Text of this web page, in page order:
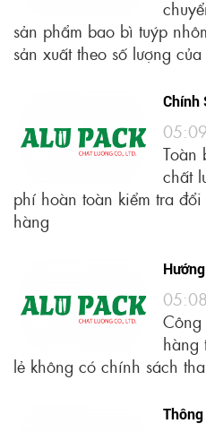
sản phẩm bao bì tuýp
sản xuất theo số lượng
Chính
Toàn
chất
phí hoàn toàn kiểm tra
hàng
Công
hàng
lẻ không có chính sách